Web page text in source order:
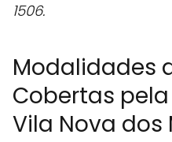
1506.
Modalidades
Cobertas
Vila Nova dos